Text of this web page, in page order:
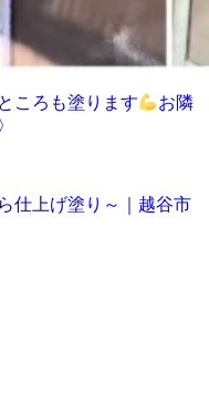
ころも塗ります
お隣
仕上げ塗り～｜越谷市